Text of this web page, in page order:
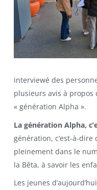
interviewé des
plusieurs avis à
« génération Alpha ».
La génération Alpha,
génération, c’est-à-dire
pleinement dans le
la Bêta, à savoir les
Les jeunes